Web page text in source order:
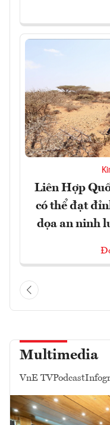
Liên Hợp
có thể đạt
dọa an ninh
Multimedia
VnE TVPodcast